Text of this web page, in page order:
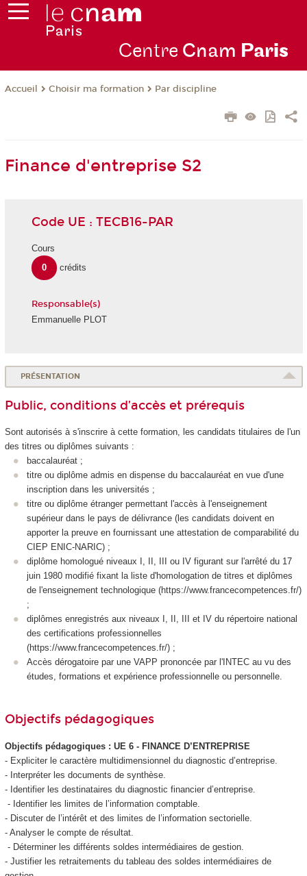
Centre Cnam Paris
Accueil Choisir ma formation Par discipline
Finance d'entreprise S2
Code UE : TECB16-PAR
Cours
0
crédits
Responsable(s)
Emmanuelle PLOT
PRÉSENTATION
Public, conditions d’accès et prérequis
Sont autorisés à s'inscrire à cette formation, les candidats titulaires de l'un
des titres ou diplômes suivants :
baccalauréat ;
titre ou diplôme admis en dispense du baccalauréat en vue d'une
inscription dans les universités ;
titre ou diplôme étranger permettant l'accès à l'enseignement
supérieur dans le pays de délivrance (les candidats doivent en
apporter la preuve en fournissant une attestation de comparabilité du
CIEP ENIC-NARIC) ;
diplôme homologué niveaux I, II, III ou IV figurant sur l'arrêté du 17
juin 1980 modifié fixant la liste d'homologation de titres et diplômes
de l'enseignement technologique (https://www.francecompetences.fr/)
;
diplômes enregistrés aux niveaux I, II, III et IV du répertoire national
des certifications professionnelles
(https://www.francecompetences.fr/) ;
Accès dérogatoire par une VAPP prononcée par l'INTEC au vu des
études, formations et expérience professionnelle ou personnelle.
Objectifs pédagogiques
Objectifs pédagogiques : UE 6 - FINANCE D’ENTREPRISE
- Expliciter le caractère multidimensionnel du diagnostic d’entreprise.
- Interpréter les documents de synthèse.
- Identifier les destinataires du diagnostic financier d’entreprise.
- Identifier les limites de l’information comptable.
- Discuter de l’intérêt et des limites de l’information sectorielle.
- Analyser le compte de résultat.
- Déterminer les différents soldes intermédiaires de gestion.
- Justifier les retraitements du tableau des soldes intermédiaires de